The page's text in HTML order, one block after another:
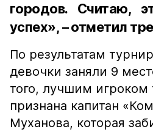
городов. Считаю,
успех», – отметил
По результатам
девочки заняли 9
того, лучшим игроком
признана капитан
Муханова, которая